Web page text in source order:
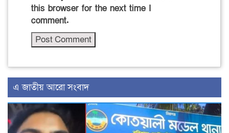
this browser for the next time I
comment.
এ জাতীয় আরো সংবাদ